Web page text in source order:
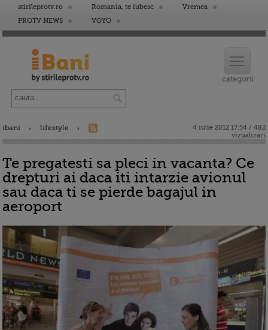
stirileprotv.ro Romania, te iubesc
Vremea
PROTV NEWS
VOYO
ibani lifestyle
4 iulie 2012 17:54 / 482
vizualizari
Te pregatesti sa pleci in vacanta? Ce
drepturi ai daca iti intarzie avionul
sau daca ti se pierde bagajul in
aeroport